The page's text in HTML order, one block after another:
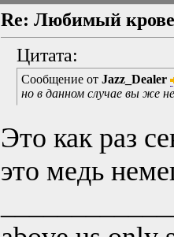
Re: Любимый
Цитата:
Сообщение от Jazz_Dealer
но в данном случае вы же
Это как раз
это медь